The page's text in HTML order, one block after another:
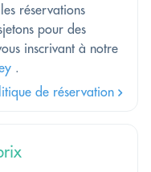
réservations
pour des
inscrivant à notre
.
de réservation